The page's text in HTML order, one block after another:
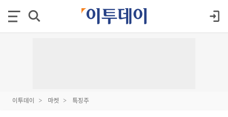
이투데이 마켓 특징주